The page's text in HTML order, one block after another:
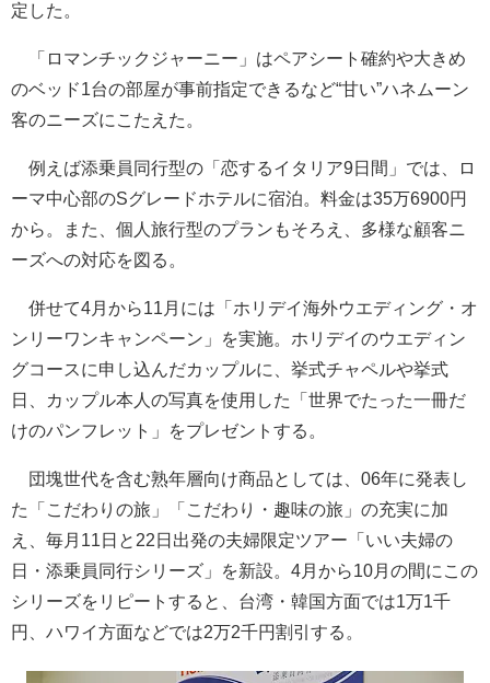
定した。
「ロマンチックジャーニー」はペアシート確約や大きめ
のベッド1台の部屋が事前指定できるなど“甘い”ハネムーン
客のニーズにこたえた。
例えば添乗員同行型の「恋するイタリア9日間」では、ロ
ーマ中心部のSグレードホテルに宿泊。料金は35万6900円
から。また、個人旅行型のプランもそろえ、多様な顧客ニ
ーズへの対応を図る。
併せて4月から11月には「ホリデイ海外ウエディング・オ
ンリーワンキャンペーン」を実施。ホリデイのウエディン
グコースに申し込んだカップルに、挙式チャペルや挙式
日、カップル本人の写真を使用した「世界でたった一冊だ
けのパンフレット」をプレゼントする。
団塊世代を含む熟年層向け商品としては、06年に発表し
た「こだわりの旅」「こだわり・趣味の旅」の充実に加
え、毎月11日と22日出発の夫婦限定ツアー「いい夫婦の
日・添乗員同行シリーズ」を新設。4月から10月の間にこの
シリーズをリピートすると、台湾・韓国方面では1万1千
円、ハワイ方面などでは2万2千円割引する。